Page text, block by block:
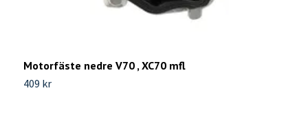
Motorfäste nedre V70 , XC70 mfl
409 kr